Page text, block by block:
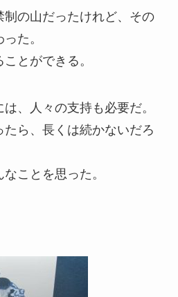
制の山だったけれど、その
た。
とができる。
、人々の支持も必要だ。
ら、長くは続かないだろ
ことを思った。